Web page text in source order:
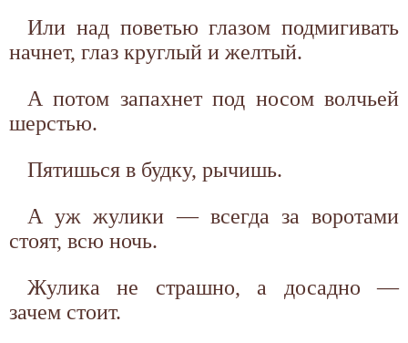
Или над поветью глазом подмигивать
начнет, глаз круглый и желтый.
А потом запахнет под носом волчьей
шерстью.
Пятишься в будку, рычишь.
А уж жулики — всегда за воротами
стоят, всю ночь.
Жулика не страшно, а досадно —
зачем стоит.